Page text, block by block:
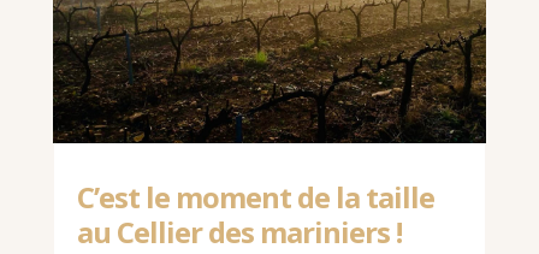
C’est le moment de la taille
au Cellier des mariniers !